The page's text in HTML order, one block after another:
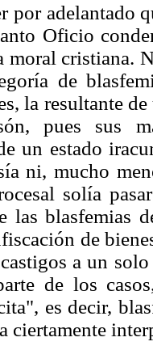
por adelantado
Oficio
moral cristiana.
de
la resultante
pues sus
un estado
ni, mucho
solía
las blasfemias
de
a un
de los
es decir,
ciertamente